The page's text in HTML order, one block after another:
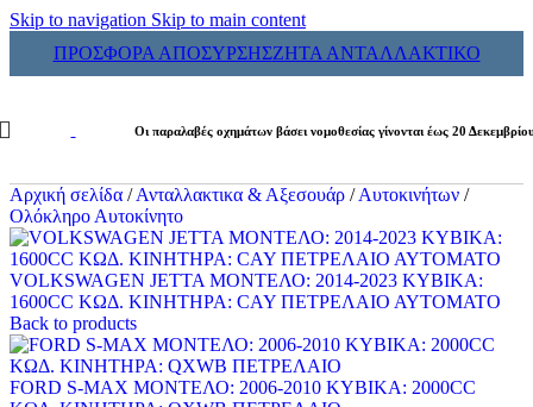
Skip to navigation Skip to main content
ΠΡΟΣΦΟΡΑ ΑΠΟΣΥΡΣΗΣΖΗΤΑ ΑΝΤΑΛΛΑΚΤΙΚΟ
Οι παραλαβές οχημάτων βάσει νομοθεσίας γίνονται έως 20
Αρχική σελίδα / Ανταλλακτικα & Αξεσουάρ / Αυτοκινήτων /
Ολόκληρο Αυτοκίνητο
VOLKSWAGEN JETTA ΜΟΝΤΕΛΟ: 2014-2023 ΚΥΒΙΚΑ:
1600CC ΚΩΔ. ΚΙΝΗΤΗΡΑ: CAY ΠΕΤΡΕΛΑΙΟ ΑΥΤΟΜΑΤΟ
Back to products
FORD S-MAX ΜΟΝΤΕΛΟ: 2006-2010 ΚΥΒΙΚΑ: 2000CC